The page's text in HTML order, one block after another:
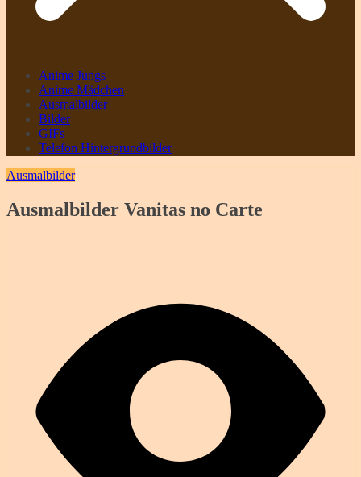
Anime Jungs
Anime Mädchen
Ausmalbilder
Bilder
GIFs
Telefon Hintergrundbilder
Ausmalbilder
Ausmalbilder Vanitas no Carte